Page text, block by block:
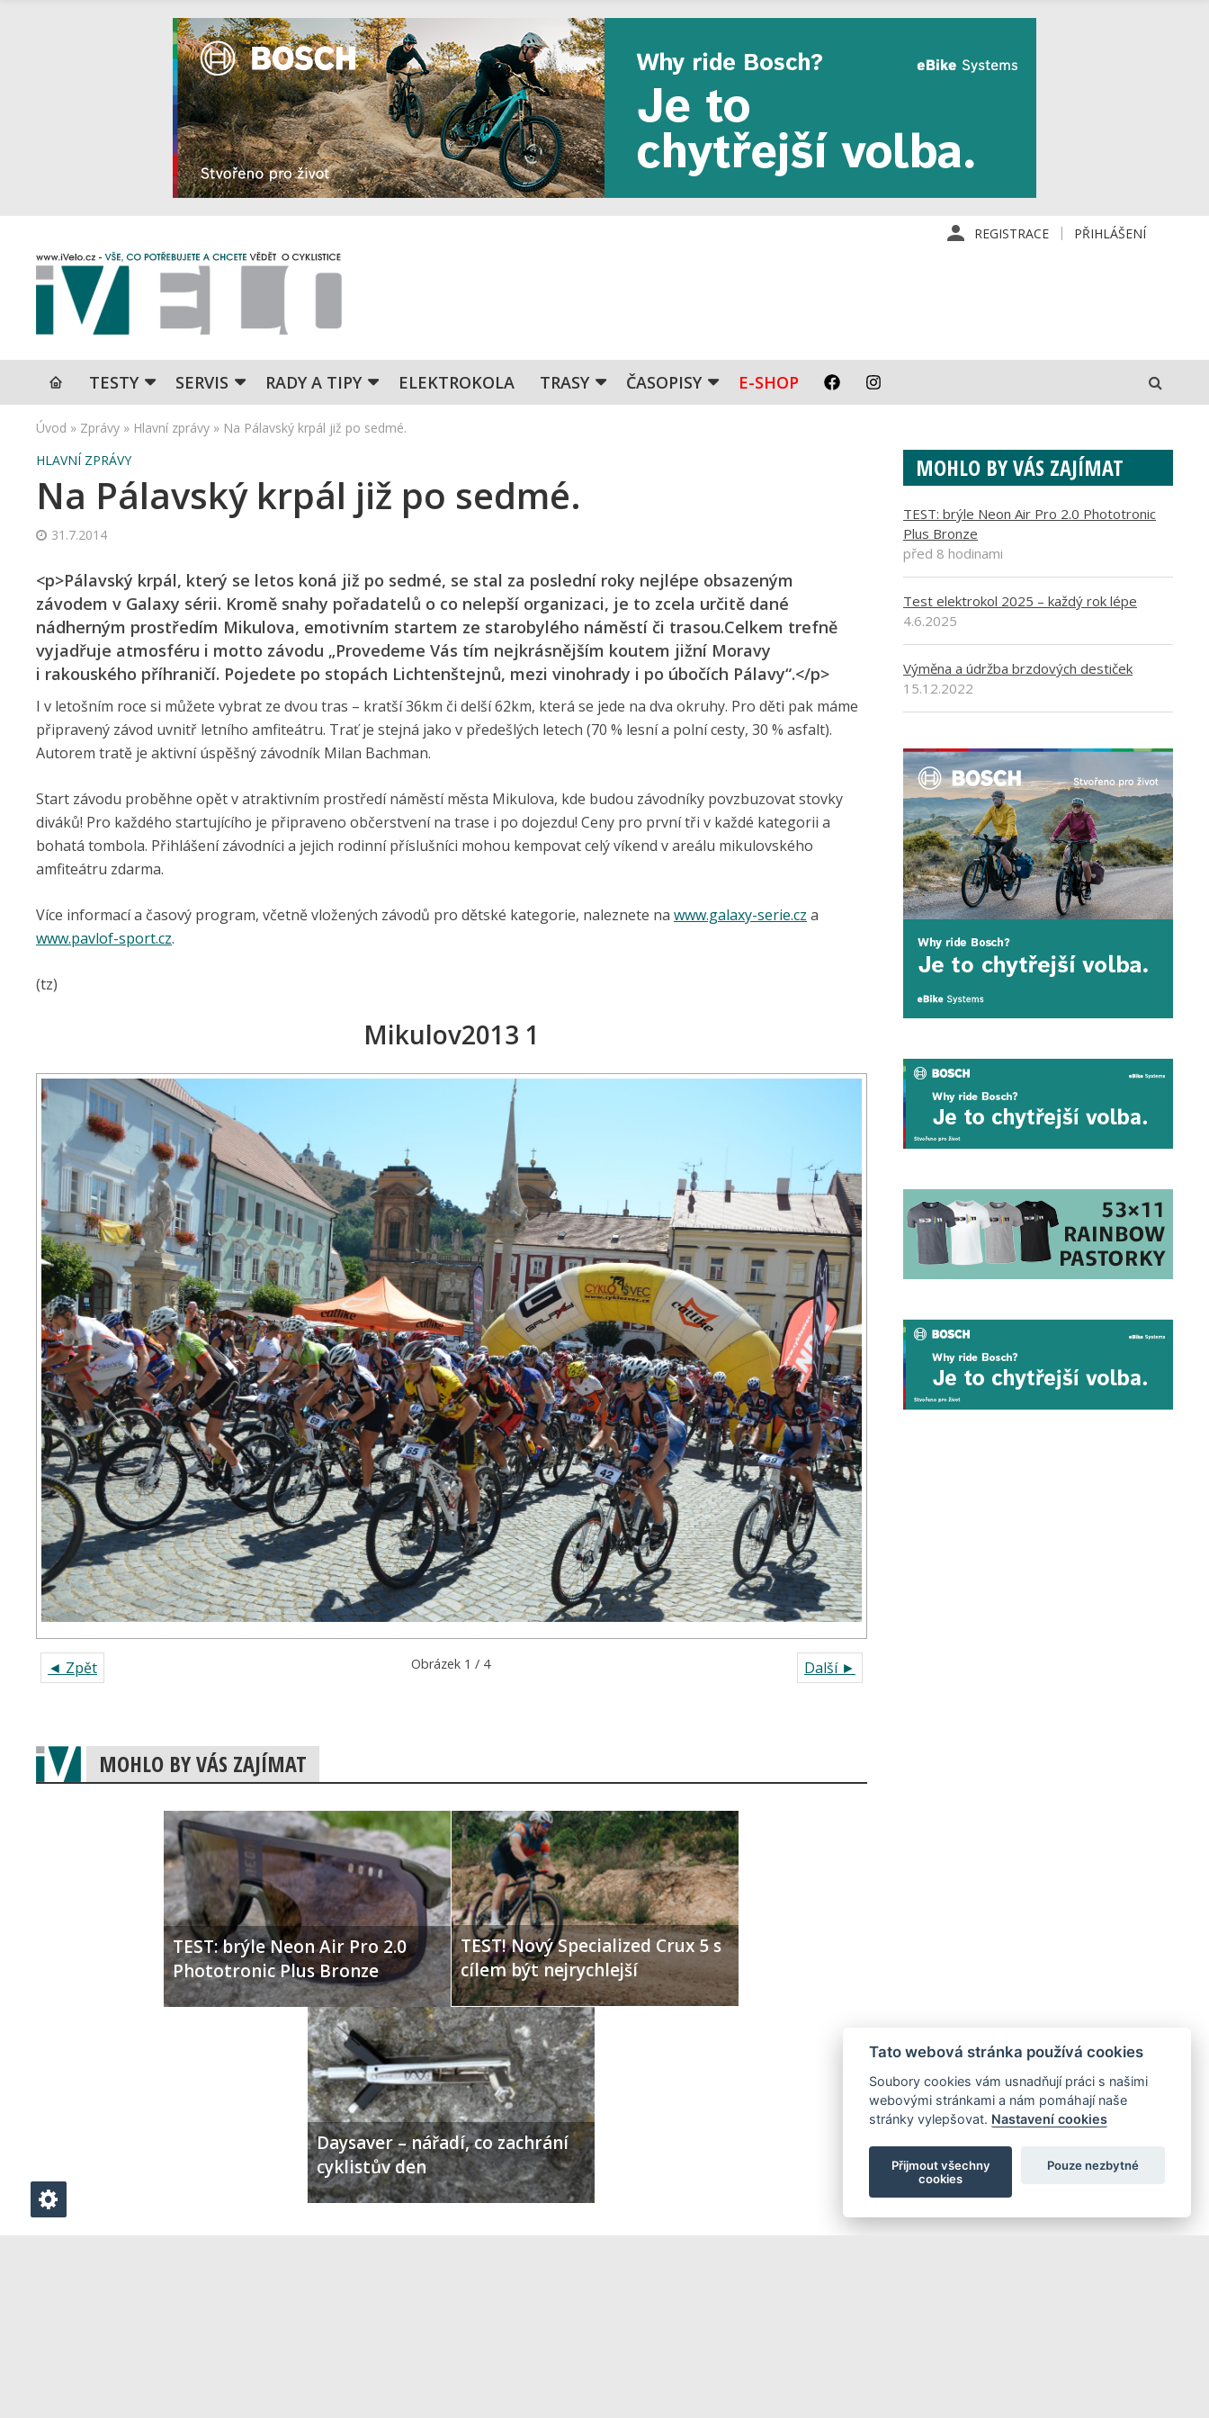
REGISTRACE PŘIHLÁŠENÍ
TESTY SERVIS RADY A TIPY ELEKTROKOLA TRASY ČASOPISY E-SHOP
Úvod » Zprávy » Hlavní zprávy » Na Pálavský krpál již po sedmé.
HLAVNÍ ZPRÁVY
Na Pálavský krpál již po sedmé.
31.7.2014
<p>Pálavský krpál, který se letos koná již po sedmé, se stal za poslední roky nejlépe obsazeným
závodem v Galaxy sérii. Kromě snahy pořadatelů o co nelepší organizaci, je to zcela určitě dané
nádherným prostředím Mikulova, emotivním startem ze starobylého náměstí či trasou.Celkem trefně
vyjadřuje atmosféru i motto závodu „Provedeme Vás tím nejkrásnějším koutem jižní Moravy
i rakouského příhraničí. Pojedete po stopách Lichtenštejnů, mezi vinohrady i po úbočích Pálavy“.</p>
I v letošním roce si můžete vybrat ze dvou tras – kratší 36km či delší 62km, která se jede na dva okruhy. Pro děti pak máme
připravený závod uvnitř letního amfiteátru. Trať je stejná jako v předešlých letech (70 % lesní a polní cesty, 30 % asfalt).
Autorem tratě je aktivní úspěšný závodník Milan Bachman.
Start závodu proběhne opět v atraktivním prostředí náměstí města Mikulova, kde budou závodníky povzbuzovat stovky
diváků! Pro každého startujícího je připraveno občerstvení na trase i po dojezdu! Ceny pro první tři v každé kategorii a
bohatá tombola. Přihlášení závodníci a jejich rodinní příslušníci mohou kempovat celý víkend v areálu mikulovského
amfiteátru zdarma.
Více informací a časový program, včetně vložených závodů pro dětské kategorie, naleznete na www.galaxy-serie.cz a
www.pavlof-sport.cz.
(tz)
Mikulov2013 1
◄ Zpět Další ►
Obrázek 1 / 4
MOHLO BY VÁS ZAJÍMAT
TEST: brýle Neon Air Pro 2.0
Phototronic Plus Bronze
TEST! Nový Specialized Crux 5 s
cílem být nejrychlejší
Daysaver – nářadí, co zachrání
cyklistův den
MOHLO BY VÁS ZAJÍMAT
TEST: brýle Neon Air Pro 2.0 Phototronic
Plus Bronze
před 8 hodinami
Test elektrokol 2025 – každý rok lépe
4.6.2025
Výměna a údržba brzdových destiček
15.12.2022
Tato webová stránka používá cookies
Soubory cookies vám usnadňují práci s našimi
webovými stránkami a nám pomáhají naše
stránky vylepšovat. Nastavení cookies
Přijmout všechny
cookies
Pouze nezbytné